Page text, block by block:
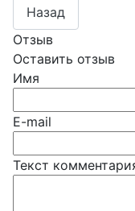
Отзыв
Оставить отзыв
Имя
E-mail
Текст